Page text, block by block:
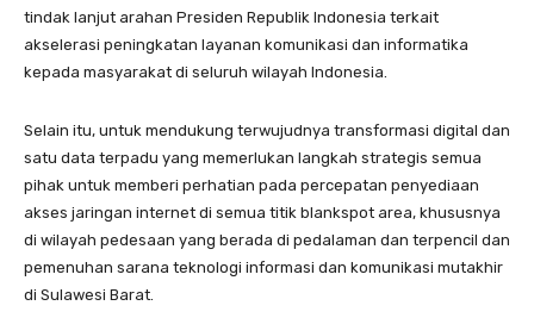
tindak lanjut arahan Presiden Republik Indonesia terkait
akselerasi peningkatan layanan komunikasi dan informatika
kepada masyarakat di seluruh wilayah Indonesia.
Selain itu, untuk mendukung terwujudnya transformasi digital dan
satu data terpadu yang memerlukan langkah strategis semua
pihak untuk memberi perhatian pada percepatan penyediaan
akses jaringan internet di semua titik blankspot area, khususnya
di wilayah pedesaan yang berada di pedalaman dan terpencil dan
pemenuhan sarana teknologi informasi dan komunikasi mutakhir
di Sulawesi Barat.